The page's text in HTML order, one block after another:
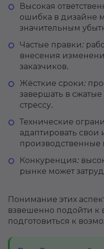
Высокая
ошибка в дизайне
значительным
Частые правки:
внесения
заказчиков.
Жёсткие сроки:
завершать в
стрессу.
Технические
адаптировать свои
производственные
Конкуренция:
рынке может
Понимание этих
взвешенно подойти к
подготовиться к